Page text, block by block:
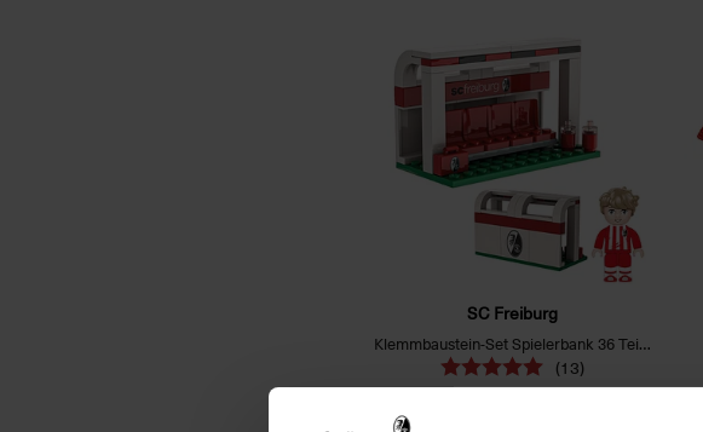
SC Freiburg
Klemmbaustein-Set Spielerbank 36 Teile + 2 Figuren
(13)
€ 14,95